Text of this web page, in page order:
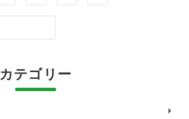
カテゴリー